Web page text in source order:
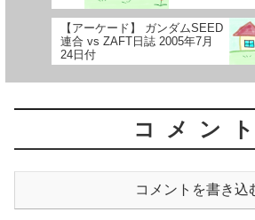
【アーケード】 ガンダムSEED
連合 vs ZAFT日誌 2005年7月
24日付
コメント
コメントを書き込